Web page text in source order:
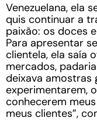
Venezuelana, ela
quis continuar a
paixão: os doces
Para apresentar
clientela, ela saía
mercados,
deixava amostras
experimentarem,
conhecerem
meus clientes”,